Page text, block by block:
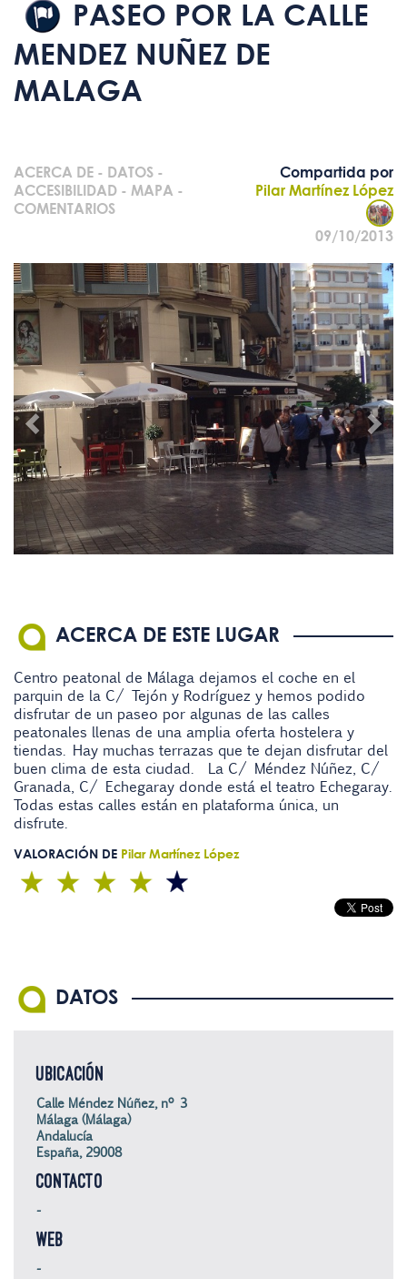
PASEO POR LA CALLE
MENDEZ NUÑEZ DE
MALAGA
ACERCA DE - DATOS -
ACCESIBILIDAD - MAPA -
COMENTARIOS
Compartida por
Pilar Martínez López
09/10/2013
ACERCA DE ESTE LUGAR
Centro peatonal de Málaga dejamos el coche en el
parquin de la C/ Tejón y Rodríguez y hemos podido
disfrutar de un paseo por algunas de las calles
peatonales llenas de una amplia oferta hostelera y
tiendas. Hay muchas terrazas que te dejan disfrutar del
buen clima de esta ciudad. La C/ Méndez Núñez, C/
Granada, C/ Echegaray donde está el teatro Echegaray.
Todas estas calles están en plataforma única, un
disfrute.
VALORACIÓN DE Pilar Martínez López
DATOS
UBICACIÓN
Calle Méndez Núñez, nº 3
Málaga (Málaga)
Andalucía
España, 29008
CONTACTO
-
WEB
-